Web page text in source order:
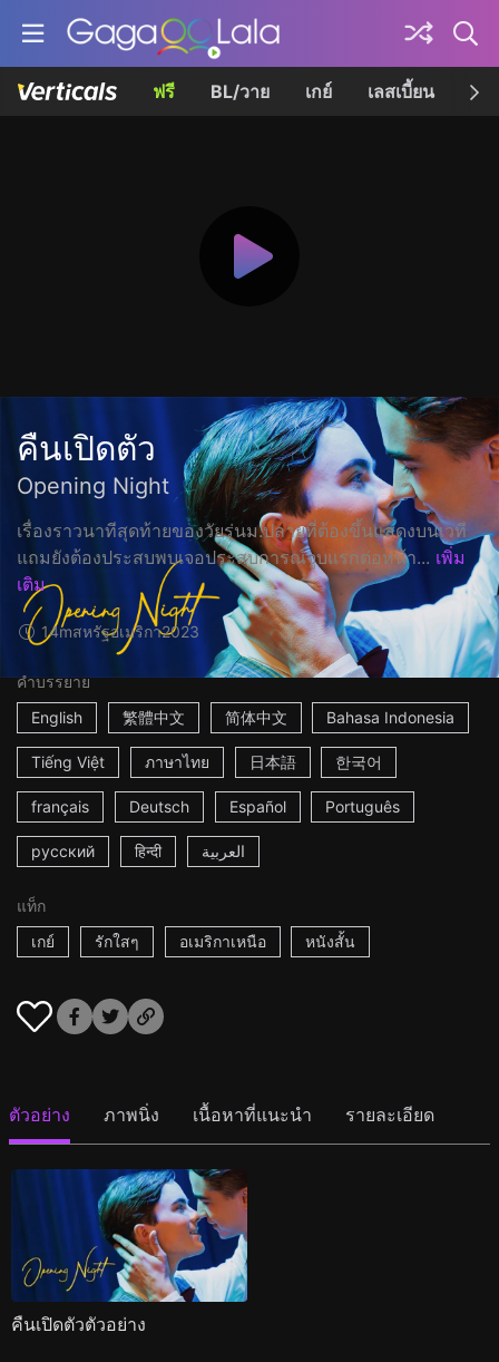
ฟรี BL/วาย เกย์ เลสเบี้ยน เค
คืนเปิดตัว
Opening Night
เรื่องราวนาทีสุดท้ายของวัยรุ่นม.ปลายที่ต้องขึ้นแสดงบนเวที
แถมยังต้องประสบพบเจอประสบการณ์จูบแรกต่อหน้า... เพิ่ม
เติม
14mสหรัฐอเมริกา2023
คำบรรยาย
English
繁體中文 简体中文 Bahasa Indonesia
Tiếng Việt ภาษาไทย 日本語 한국어
français Deutsch Español Português
русский हिन्दी العربية
แท็ก
เกย์
รักใสๆ อเมริกาเหนือ หนังสั้น
ตัวอย่าง ภาพนิ่ง เนื้อหาที่แนะนำ รายละเอียด
คืนเปิดตัวตัวอย่าง